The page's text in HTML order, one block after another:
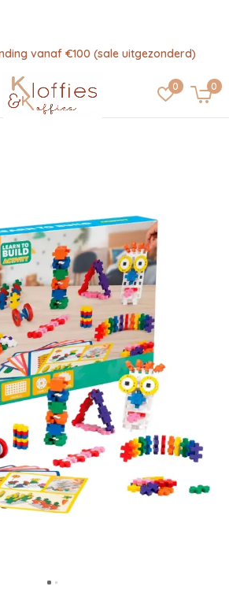
0 0
vanaf €100 (sale uitgezonderd)